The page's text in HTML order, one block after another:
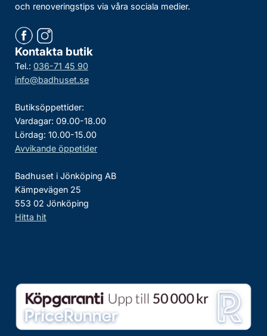
och renoveringstips via våra sociala medier.
Kontakta butik
Tel.: 036-71 45 90
info@badhuset.se
Butiksöppettider:
Vardagar: 09.00-18.00
Lördag: 10.00-15.00
Avvikande öppetider
Badhuset i Jönköping AB
Kämpevägen 25
553 02 Jönköping
Hitta hit